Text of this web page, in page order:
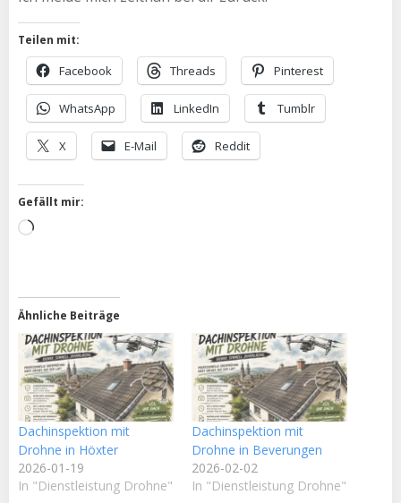
Teilen mit:
Facebook Threads Pinterest
WhatsApp LinkedIn Tumblr
X E-Mail Reddit
Gefällt mir:
Wird
Ähnliche Beiträge
Dachinspektion mit
Drohne in Höxter
2026-01-19
In "Dienstleistung Drohne"
Dachinspektion mit
Drohne in Beverungen
2026-02-02
In "Dienstleistung Drohne"